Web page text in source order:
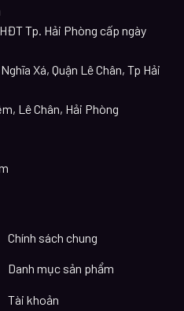
Tp. Hải Phòng cấp ngày
Xá, Quận Lê Chân, Tp Hải
Lê Chân, Hải Phòng
Chính sách chung
Danh mục sản phẩm
Tài khoản